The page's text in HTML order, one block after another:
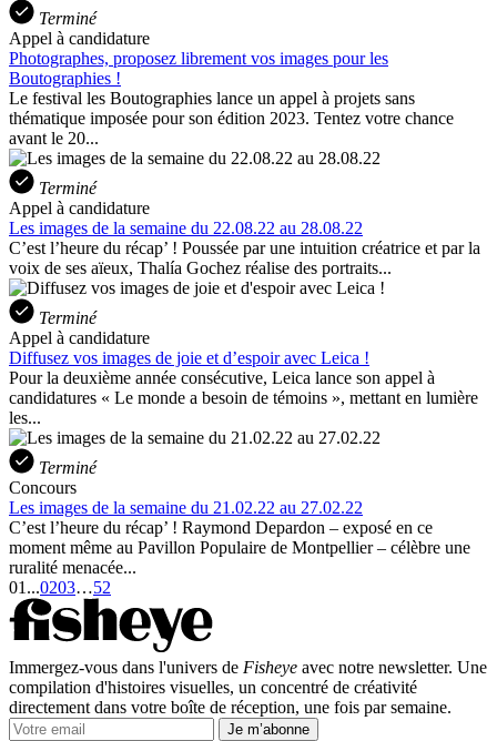
Terminé
Appel à candidature
Photographes, proposez librement vos images pour les
Boutographies !
Le festival les Boutographies lance un appel à projets sans
thématique imposée pour son édition 2023. Tentez votre chance
avant le 20...
Terminé
Appel à candidature
Les images de la semaine du 22.08.22 au 28.08.22
C’est l’heure du récap’ ! Poussée par une intuition créatrice et par la
voix de ses aïeux, Thalía Gochez réalise des portraits...
Terminé
Appel à candidature
Diffusez vos images de joie et d’espoir avec Leica !
Pour la deuxième année consécutive, Leica lance son appel à
candidatures « Le monde a besoin de témoins », mettant en lumière
les...
Terminé
Concours
Les images de la semaine du 21.02.22 au 27.02.22
C’est l’heure du récap’ ! Raymond Depardon – exposé en ce
moment même au Pavillon Populaire de Montpellier – célèbre une
ruralité menacée...
01 ...0203…52
Immergez-vous dans l'univers de Fisheye avec notre newsletter. Une
compilation d'histoires visuelles, un concentré de créativité
directement dans votre boîte de réception, une fois par semaine.
Je m’abonne